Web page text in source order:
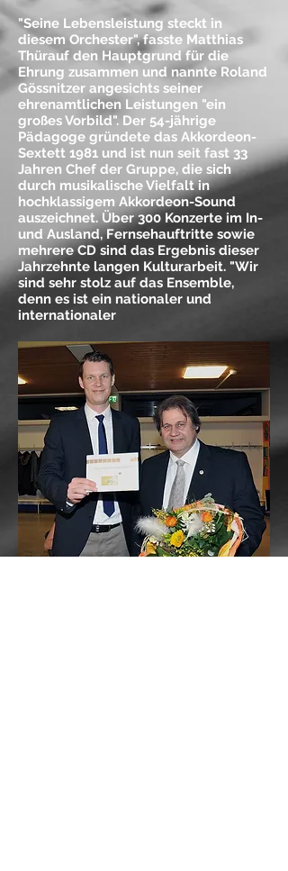
"Seine Lebensleistung steckt in
diesem Orchester", fasste Matthias
Thürauf den Hauptgrund für die
Ehrung zusammen und nannte Roland
Gössnitzer angesichts seiner
ehrenamtlichen Leistungen "ein
großes Vorbild". Der 54-jährige
Pädagoge gründete das Akkordeon-
Sextett 1981 und ist nun seit fast 33
Jahren Chef der Gruppe, die sich
durch musikalische Vielfalt in
hochklassigem Akkordeon-Sound
auszeichnet. Über 300 Konzerte im In-
und Ausland, Fernsehauftritte sowie
mehrere CD sind das Ergebnis dieser
Jahrzehnte langen Kulturarbeit. "Wir
sind sehr stolz auf das Ensemble,
denn es ist ein nationaler und
internationaler